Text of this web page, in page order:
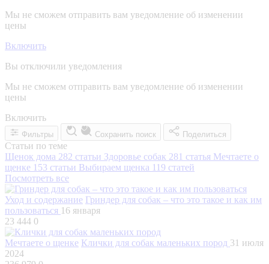
Мы не сможем отправить вам уведомление об изменении
цены
Включить
Вы отключили уведомления
Мы не сможем отправить вам уведомление об изменении
цены
Включить
Фильтры Сохранить поиск Поделиться
Статьи по теме
Щенок дома 282 статьи Здоровье собак 281 статья Мечтаете о
щенке 153 статьи Выбираем щенка 119 статей
Посмотреть все
Уход и содержание Гриндер для собак – что это такое и как им
пользоваться 16 января
23 444 0
Мечтаете о щенке Клички для собак маленьких пород 31 июля
2024